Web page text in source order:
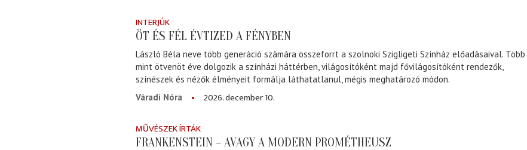
INTERJÚK
ÖT ÉS FÉL ÉVTIZED A FÉNYBEN
László Béla neve több generáció számára összeforrt a szolnoki Szigligeti Színház előadásaival. Több
mint ötvenöt éve dolgozik a színházi háttérben, világosítóként majd fővilágosítóként rendezők,
színészek és nézők élményeit formálja láthatatlanul, mégis meghatározó módon.
Váradi Nóra
2026. december 10.
MŰVÉSZEK ÍRTÁK
FRANKENSTEIN – AVAGY A MODERN PROMÉTHEUSZ